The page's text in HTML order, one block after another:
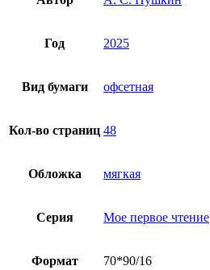
Год 2025
Вид бумаги офсетная
Кол-во страниц 48
Обложка мягкая
Серия Мое первое чтение
Формат 70*90/16